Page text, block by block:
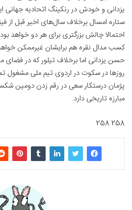
یزدانی و خودش در رنکینگ اتحادیه جهانی
ستاره امسال برخلاف سال‌های اخیر قبل از
احتمالا چالش بزرگتری برای هر دو
کسب مدال نقره هم برایشان غیرممکن
حسن یزدانی اما برخلاف تیلور که در
روزها در سکوت در اردوی تیم ملی مشغول
پژمان درستکار سعی در رقم زدن دومین
مبارزه تاریخی دارد.
258 258